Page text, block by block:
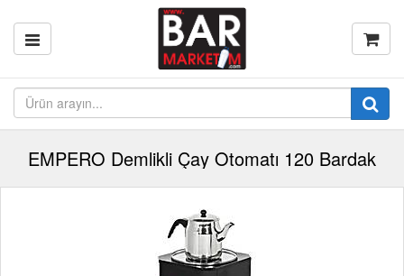
EMPERO Demlikli Çay Otomatı 120 Bardak